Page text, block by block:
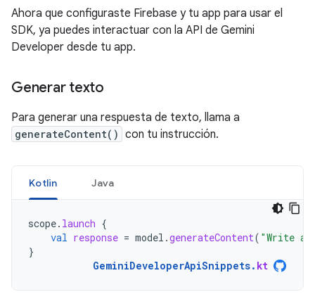
Ahora que configuraste Firebase y tu app para usar el
SDK, ya puedes interactuar con la API de Gemini
Developer desde tu app.
Generar texto
Para generar una respuesta de texto, llama a
generateContent() con tu instrucción.
Kotlin Java
scope. launch {
val response = model .generateContent( "Write a
}
GeminiDeveloperApiSnippets. kt